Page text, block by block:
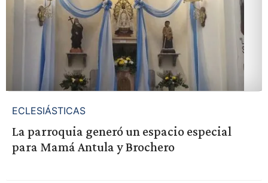
ECLESIÁSTICAS
La parroquia generó un espacio especial
para Mamá Antula y Brochero